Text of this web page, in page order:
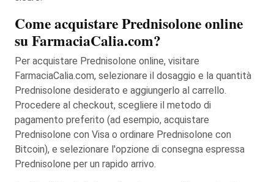
Come acquistare Prednisolone online
su FarmaciaCalia.com?
Per acquistare Prednisolone online, visitare
FarmaciaCalia.com, selezionare il dosaggio e la quantità
Prednisolone desiderato e aggiungerlo al carrello.
Procedere al checkout, scegliere il metodo di
pagamento preferito (ad esempio, acquistare
Prednisolone con Visa o ordinare Prednisolone con
Bitcoin), e selezionare l'opzione di consegna espressa
Prednisolone per un rapido arrivo.